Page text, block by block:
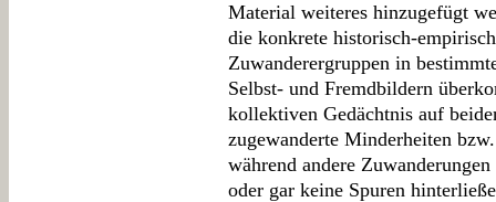
Material weiteres hinzugefügt
die konkrete historisch-
Zuwanderergruppen in
Selbst- und Fremdbildern
kollektiven Gedächtnis auf
zugewanderte Minderheiten
während andere
oder gar keine Spuren